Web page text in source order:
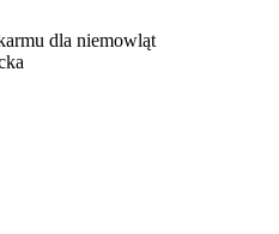
dla niemowląt